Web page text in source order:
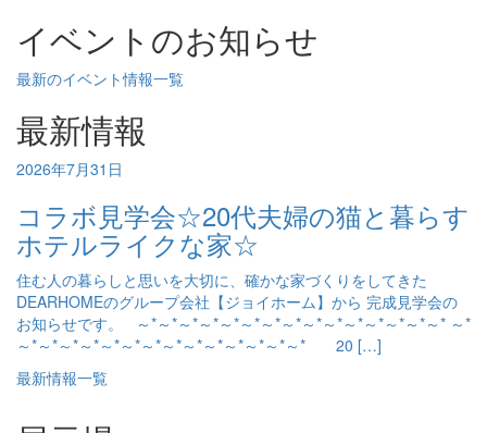
イベントのお知らせ
最新のイベント情報一覧
最新情報
2026年7月31日
コラボ見学会☆20代夫婦の猫と暮らす
ホテルライクな家☆
住む人の暮らしと思いを大切に、確かな家づくりをしてきた
DEARHOMEのグループ会社【ジョイホーム】から 完成見学会の
お知らせです。 ～*～*～*～*～*～*～*～*～*～*～*～*～*～*～* ～*
～*～*～*～*～*～*～*～*～*～*～*～*～*～* 20 […]
最新情報一覧